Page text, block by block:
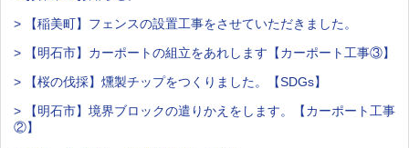
> 【稲美町】フェンスの設置工事をさせていただきました。
> 【明石市】カーポートの組立をあれします【カーポート工事③】
> 【桜の伐採】燻製チップをつくりました。【SDGs】
> 【明石市】境界ブロックの遣りかえをします。【カーポート工事
②】